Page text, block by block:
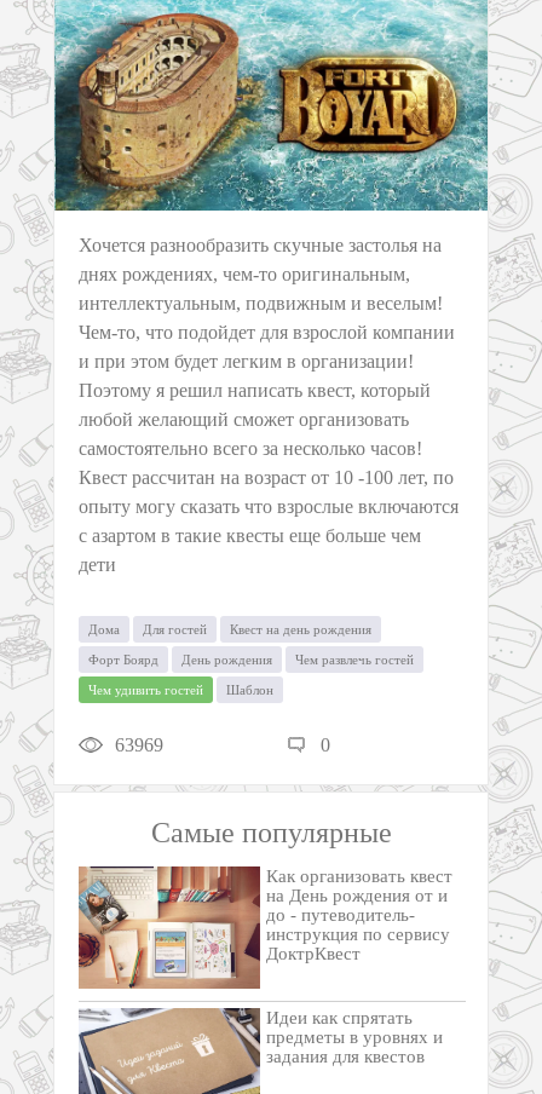
Хочется разнообразить скучные застолья на
днях рождениях, чем-то оригинальным,
интеллектуальным, подвижным и веселым!
Чем-то, что подойдет для взрослой компании
и при этом будет легким в организации!
Поэтому я решил написать квест, который
любой желающий сможет организовать
самостоятельно всего за несколько часов!
Квест рассчитан на возраст от 10 -100 лет, по
опыту могу сказать что взрослые включаются
с азартом в такие квесты еще больше чем
дети
Дома Для гостей Квест на день рождения
Форт Боярд День рождения Чем развлечь гостей
Чем удивить гостей Шаблон
63969 0
Самые популярные
Как организовать квест
на День рождения от и
до - путеводитель-
инструкция по сервису
ДоктрКвест
Идеи как спрятать
предметы в уровнях и
задания для квестов